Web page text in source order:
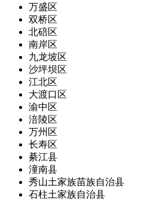
万盛区
双桥区
北碚区
南岸区
九龙坡区
沙坪坝区
江北区
大渡口区
渝中区
涪陵区
万州区
长寿区
綦江县
潼南县
秀山土家族苗族自治县
石柱土家族自治县